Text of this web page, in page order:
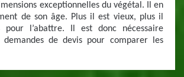
exceptionnelles du végétal. Il en
de son âge. Plus il est vieux, plus il
l’abattre. Il est donc nécessaire
demandes de devis pour comparer les